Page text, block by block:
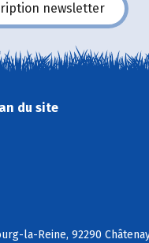
newsletter
du site
la-Reine, 92290